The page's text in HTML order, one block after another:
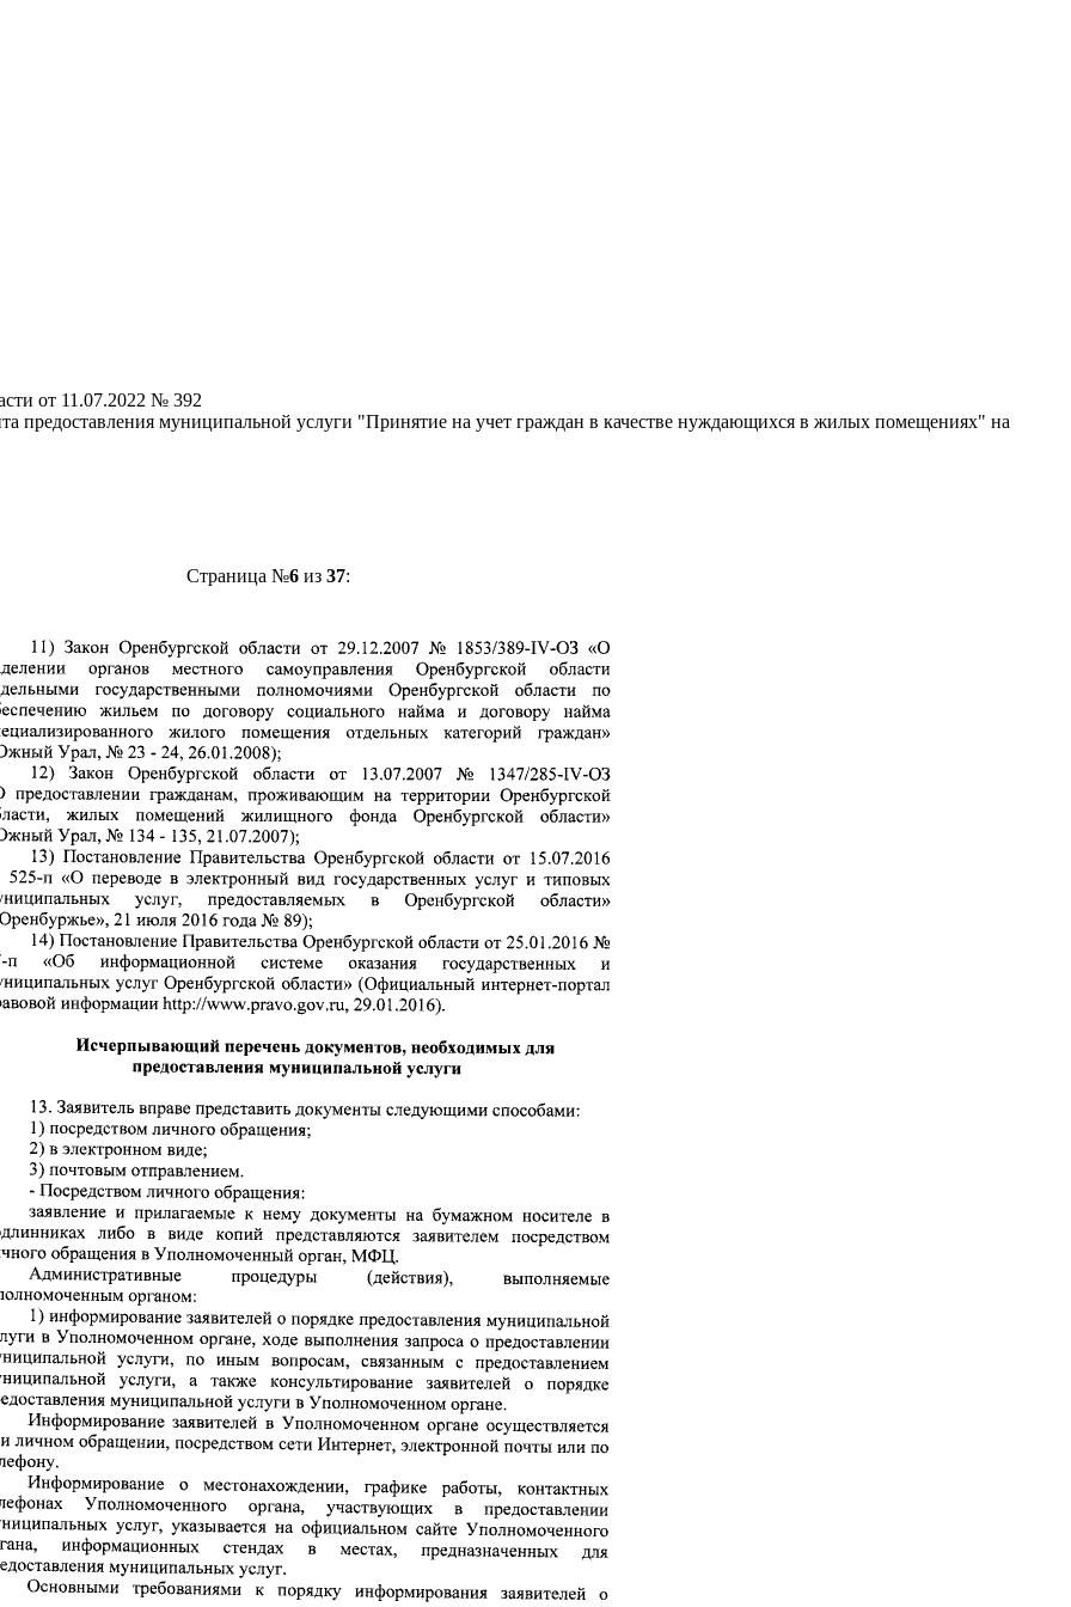
от 11.07.2022 № 392
предоставления муниципальной услуги "Принятие на учет граждан в качестве нуждающихся в жилых помещениях" на
Страница №6из 37: